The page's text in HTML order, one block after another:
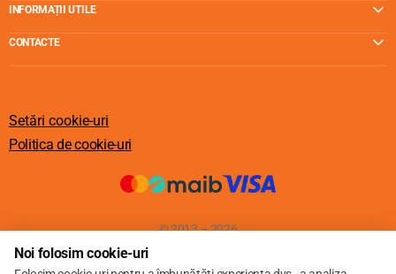
INFORMAȚII UTILE
CONTACTE
Setări cookie-uri
Politica de cookie-uri
© 2013 – 2026
Noi folosim cookie-uri